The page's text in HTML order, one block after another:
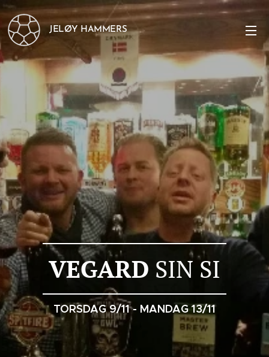
JELØY HAMMERS
VEGARD SIN SI
TORSDAG 9/11 - MANDAG 13/11